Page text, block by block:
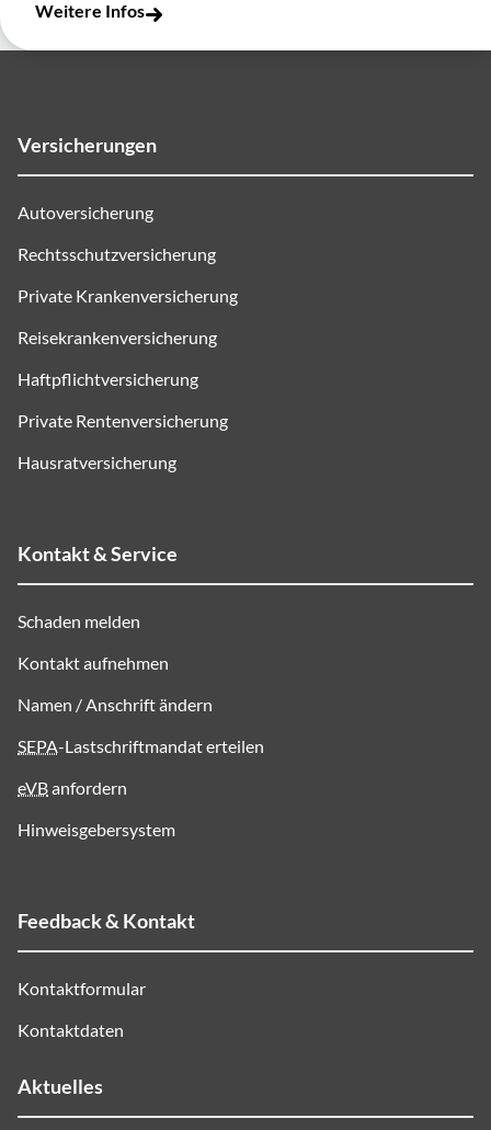
Weitere Infos
Versicherungen
Autoversicherung
Rechtsschutzversicherung
Private Krankenversicherung
Reisekrankenversicherung
Haftpflichtversicherung
Private Rentenversicherung
Hausratversicherung
Kontakt & Service
Schaden melden
Kontakt aufnehmen
Namen / Anschrift ändern
SEPA-Lastschriftmandat erteilen
eVBanfordern
Hinweisgebersystem
Feedback & Kontakt
Kontaktformular
Kontaktdaten
Aktuelles